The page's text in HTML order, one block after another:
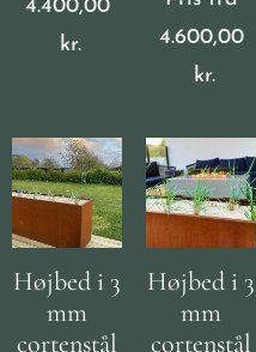
4.400,00
kr.
4.600,00
kr.
Højbed i 3
mm
cortenstål
Højbed i 3
mm
cortenstål